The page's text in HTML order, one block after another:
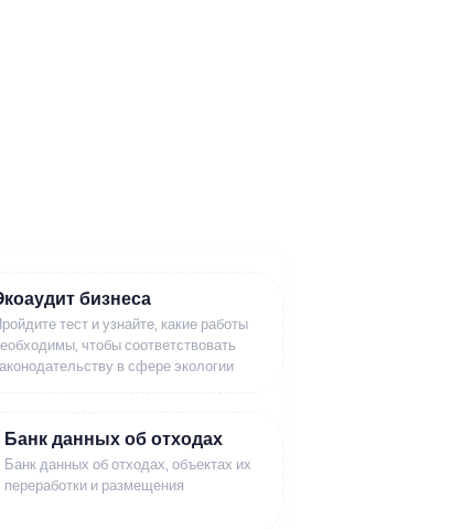
бизнеса
тест и узнайте, какие работы
чтобы соответствовать
в сфере экологии
Банк данных об отходах
Банк данных об отходах, объектах их
переработки и размещения